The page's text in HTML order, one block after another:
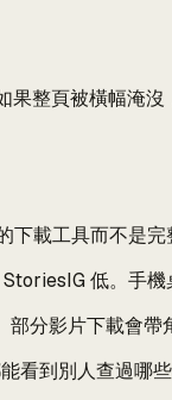
果整頁被橫幅
載工具而不是完
低。手機
影片下載會帶
到別人查過哪